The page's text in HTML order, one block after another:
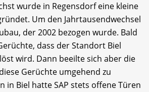
wurde in Regensdorf eine kleine
Um den Jahrtausendwechsel
der 2002 bezogen wurde. Bald
dass der Standort Biel
wird. Dann beeilte sich aber die
Gerüchte umgehend zu
in Biel hatte SAP stets offene Türen